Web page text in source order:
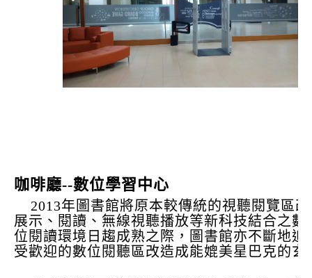
咖啡廳--數位學習中心
2013年圖書館將原本較傳統的視聽閱覽區
展示、閱讀、無線視聽播放等新科技結合之
位閱讀環境日趨成熟之際，圖書館亦不斷地
受歡迎的數位閱聽區改造成能媲美星巴克的玄